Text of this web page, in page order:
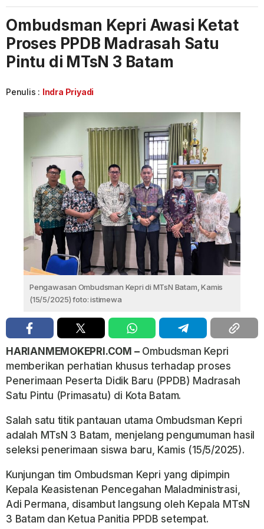
Ombudsman Kepri Awasi Ketat
Proses PPDB Madrasah Satu
Pintu di MTsN 3 Batam
Penulis : Indra Priyadi
Pengawasan Ombudsman Kepri di MTsN Batam, Kamis
(15/5/2025) foto: istimewa
HARIANMEMOKEPRI.COM –Ombudsman Kepri
memberikan perhatian khusus terhadap proses
Penerimaan Peserta Didik Baru (PPDB) Madrasah
Satu Pintu (Primasatu) di Kota Batam.
Salah satu titik pantauan utama Ombudsman Kepri
adalah MTsN 3 Batam, menjelang pengumuman hasil
seleksi penerimaan siswa baru, Kamis (15/5/2025).
Kunjungan tim Ombudsman Kepri yang dipimpin
Kepala Keasistenan Pencegahan Maladministrasi,
Adi Permana, disambut langsung oleh Kepala MTsN
3 Batam dan Ketua Panitia PPDB setempat.